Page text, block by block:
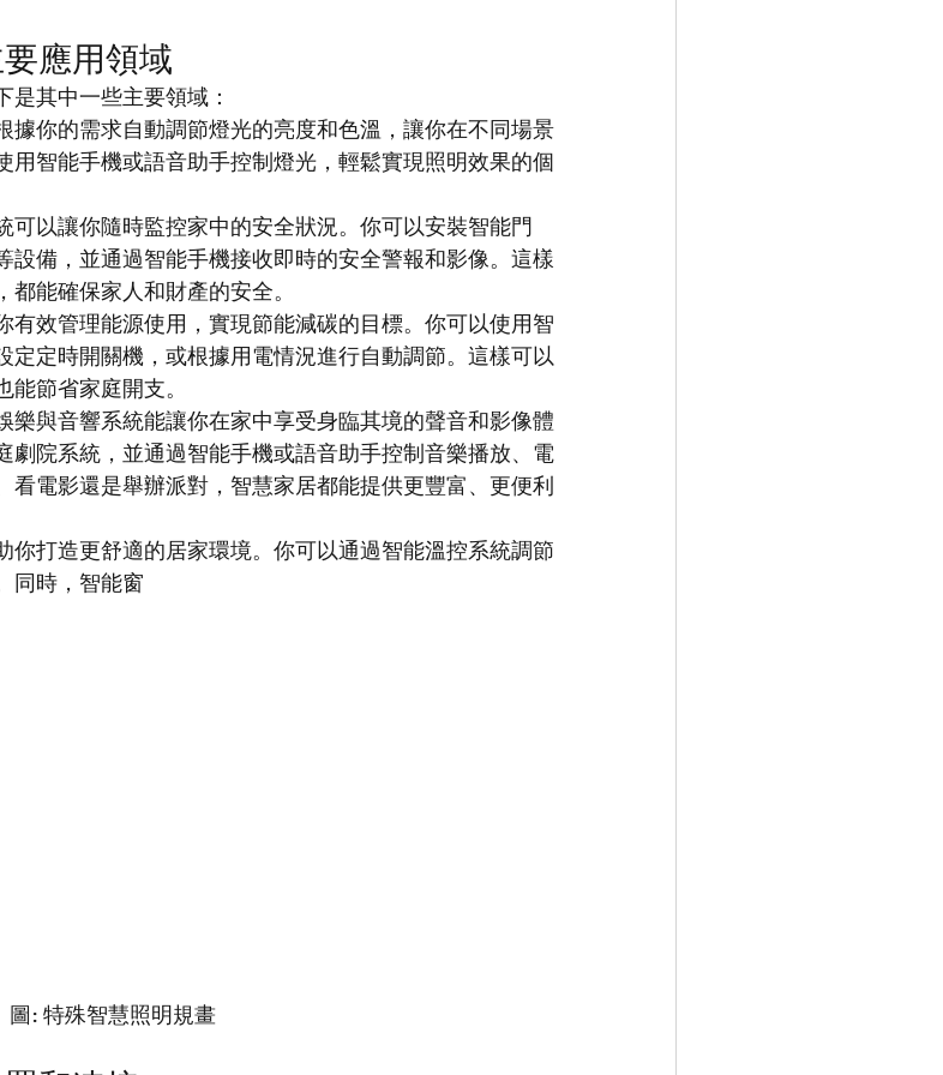
應用領域
其中一些主要領域：
據你的需求自動調節燈光的亮度和色溫，讓你在不同場景
用智能手機或語音助手控制燈光，輕鬆實現照明效果的個
可以讓你隨時監控家中的安全狀況。你可以安裝智能門
設備，並通過智能手機接收即時的安全警報和影像。這樣
能確保家人和財產的安全。
有效管理能源使用，實現節能減碳的目標。你可以使用智
定定時開關機，或根據用電情況進行自動調節。這樣可以
節省家庭開支。
樂與音響系統能讓你在家中享受身臨其境的聲音和影像體
劇院系統，並通過智能手機或語音助手控制音樂播放、電
看電影還是舉辦派對，智慧家居都能提供更豐富、更便利
你打造更舒適的居家環境。你可以通過智能溫控系統調節
同時，智能窗
圖: 特殊智慧照明規畫